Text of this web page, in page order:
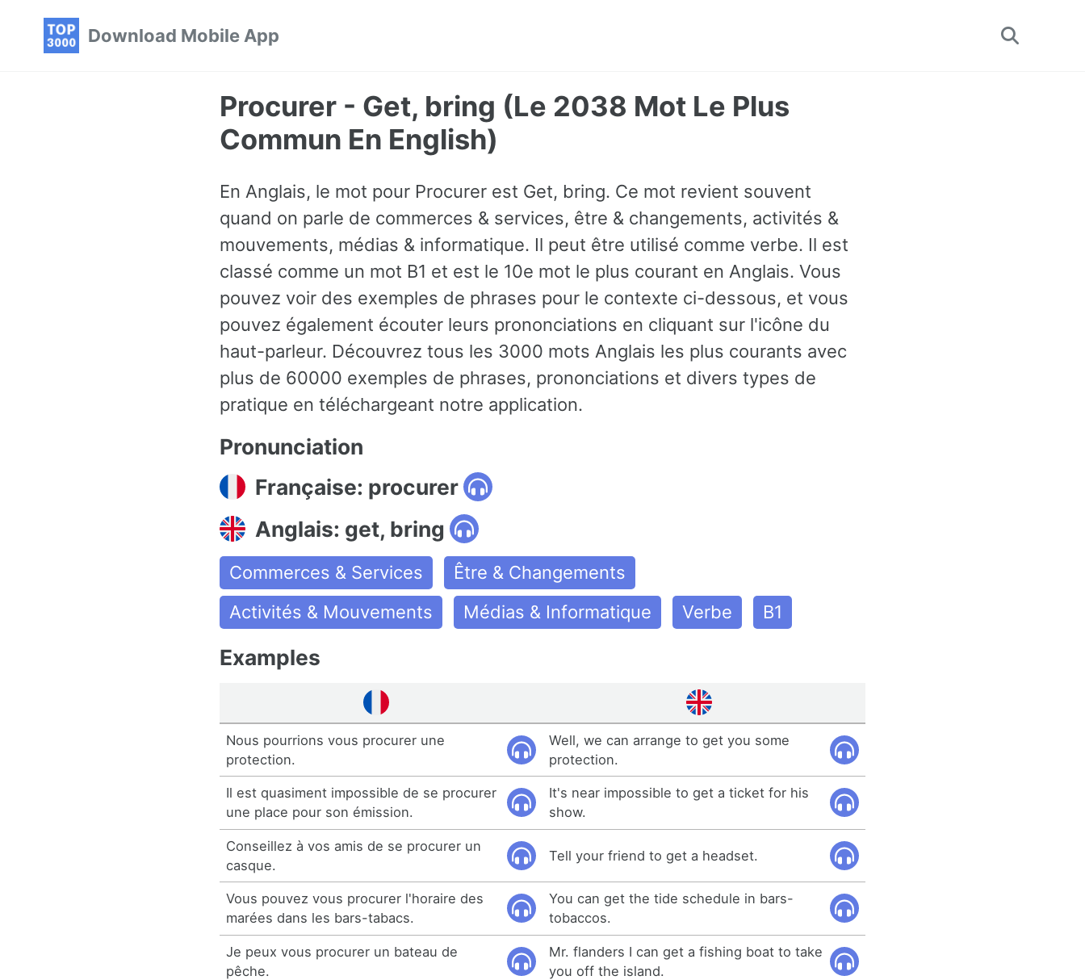
Download Mobile App
Toggle
Procurer - Get, bring (Le 2038 Mot Le Plus
Commun En English)
En Anglais, le mot pour Procurer est Get, bring. Ce mot revient souvent
quand on parle de commerces & services, être & changements, activités &
mouvements, médias & informatique. Il peut être utilisé comme verbe. Il est
classé comme un mot B1 et est le 10e mot le plus courant en Anglais. Vous
pouvez voir des exemples de phrases pour le contexte ci-dessous, et vous
pouvez également écouter leurs prononciations en cliquant sur l'icône du
haut-parleur. Découvrez tous les 3000 mots Anglais les plus courants avec
plus de 60000 exemples de phrases, prononciations et divers types de
pratique en téléchargeant notre application.
Pronunciation
Française: procurer
Anglais: get, bring
Commerces & Services
Être & Changements
Activités & Mouvements
Médias & Informatique Verbe B1
Examples
Nous pourrions vous procurer une
protection.
Well, we can arrange to get you some
protection.
Il est quasiment impossible de se procurer
une place pour son émission.
It's near impossible to get a ticket for his
show.
Conseillez à vos amis de se procurer un
casque.
Tell your friend to get a headset.
Vous pouvez vous procurer l'horaire des
marées dans les bars-tabacs.
You can get the tide schedule in bars-
tobaccos.
Je peux vous procurer un bateau de
pêche.
Mr. flanders I can get a fishing boat to take
you off the island.